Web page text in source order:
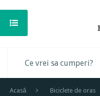
Acasă
Biciclete de oras